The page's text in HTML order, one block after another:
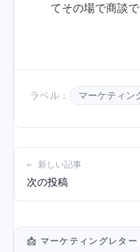
てその場で商談
ラベル： マーケティン
← 新しい記事
次の投稿
📩 マーケティングレター